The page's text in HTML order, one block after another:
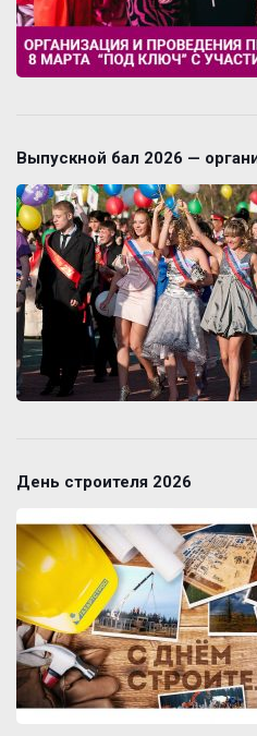
Выпускной бал 2026 —
День строителя 2026